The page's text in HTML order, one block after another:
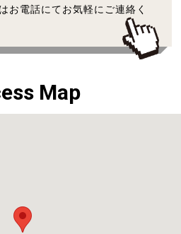
お電話にてお気軽にご連絡く
Map